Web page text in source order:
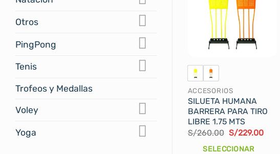
Otros
PingPong
Tenis
Trofeos y Medallas
Voley
Yoga
ACCESORIOS
SILUETA HUMANA
BARRERA PARA TIRO
LIBRE 1.75 MTS
S/260.00 El
precio
original
S/229.00El
SELECCIONAR